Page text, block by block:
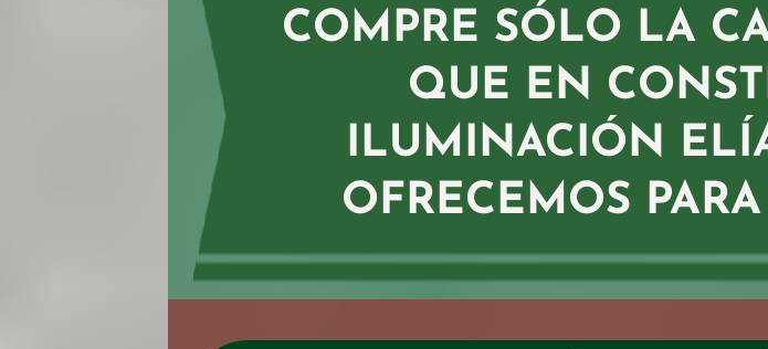
COMPRE SÓLO LA
QUE EN
ILUMINACIÓN
OFRECEMOS